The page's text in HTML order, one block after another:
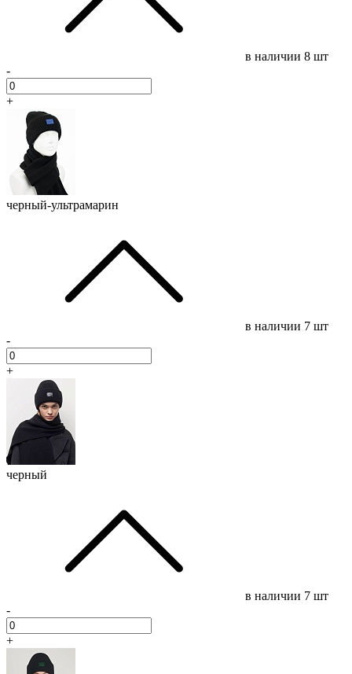
в наличии 8 шт
-
+
черный-ультрамарин
в наличии 7 шт
-
+
черный
в наличии 7 шт
-
+